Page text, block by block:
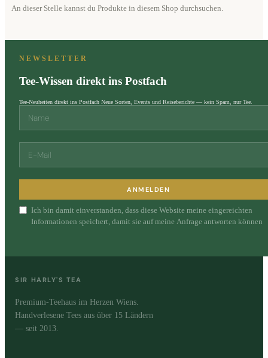
An dieser Stelle kannst du Produkte in diesem Shop durchsuchen.
NEWSLETTER
Tee-Wissen direkt ins Postfach
Tee-Neuheiten direkt ins Postfach Neue Sorten, Events und Reiseberichte — kein Spam, nur Tee.
ANMELDEN
Ich bin damit einverstanden, dass diese Website meine eingereichten
Informationen speichert, damit sie auf meine Anfrage antworten können
SIR HARLY'S TEA
Premium-Teehaus im Herzen Wiens.
Handverlesene Tees aus über 15 Ländern
— seit 2013.